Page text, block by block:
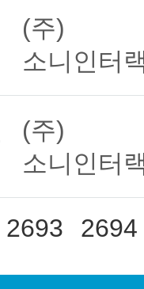
(주)
소니인터
(주)
소니인터
2693 2694